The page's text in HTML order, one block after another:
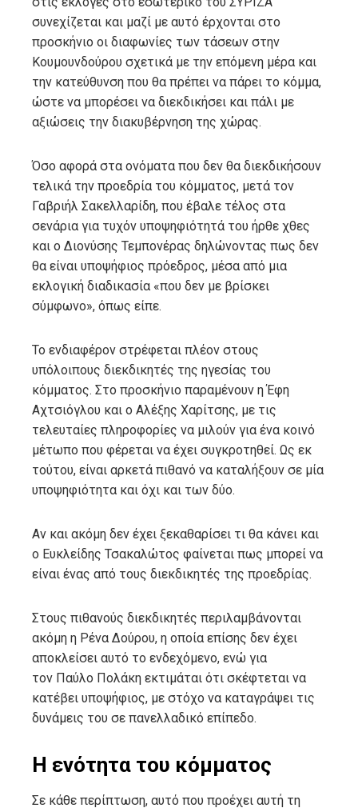
συνεχίζεται και μαζί με αυτό έρχονται στο
προσκήνιο οι διαφωνίες των τάσεων στην
Κουμουνδούρου σχετικά με την επόμενη μέρα και
την κατεύθυνση που θα πρέπει να πάρει το κόμμα,
ώστε να μπορέσει να διεκδικήσει και πάλι με
αξιώσεις την διακυβέρνηση της χώρας.
Όσο αφορά στα ονόματα που δεν θα διεκδικήσουν
τελικά την προεδρία του κόμματος, μετά τον
Γαβριήλ Σακελλαρίδη, που έβαλε τέλος στα
σενάρια για τυχόν υποψηφιότητά του ήρθε χθες
και ο Διονύσης Τεμπονέρας δηλώνοντας πως δεν
θα είναι υποψήφιος πρόεδρος, μέσα από μια
εκλογική διαδικασία «που δεν με βρίσκει
σύμφωνο», όπως είπε.
Το ενδιαφέρον στρέφεται πλέον στους
υπόλοιπους διεκδικητές της ηγεσίας του
κόμματος. Στο προσκήνιο παραμένουν η Έφη
Αχτσιόγλου και ο Αλέξης Χαρίτσης, με τις
τελευταίες πληροφορίες να μιλούν για ένα κοινό
μέτωπο που φέρεται να έχει συγκροτηθεί. Ως εκ
τούτου, είναι αρκετά πιθανό να καταλήξουν σε μία
υποψηφιότητα και όχι και των δύο.
Αν και ακόμη δεν έχει ξεκαθαρίσει τι θα κάνει και
ο Ευκλείδης Τσακαλώτος φαίνεται πως μπορεί να
είναι ένας από τους διεκδικητές της προεδρίας.
Στους πιθανούς διεκδικητές περιλαμβάνονται
ακόμη η Ρένα Δούρου, η οποία επίσης δεν έχει
αποκλείσει αυτό το ενδεχόμενο, ενώ για
τον Παύλο Πολάκη εκτιμάται ότι σκέφτεται να
κατέβει υποψήφιος, με στόχο να καταγράψει τις
δυνάμεις του σε πανελλαδικό επίπεδο.
Η ενότητα του κόμματος
Σε κάθε περίπτωση, αυτό που προέχει αυτή τη